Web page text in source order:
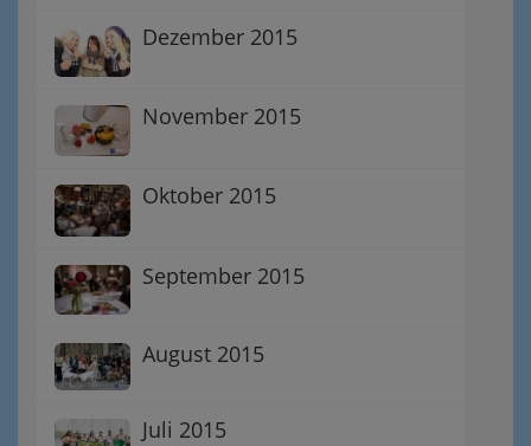
Dezember 2015
November 2015
Oktober 2015
September 2015
August 2015
Juli 2015